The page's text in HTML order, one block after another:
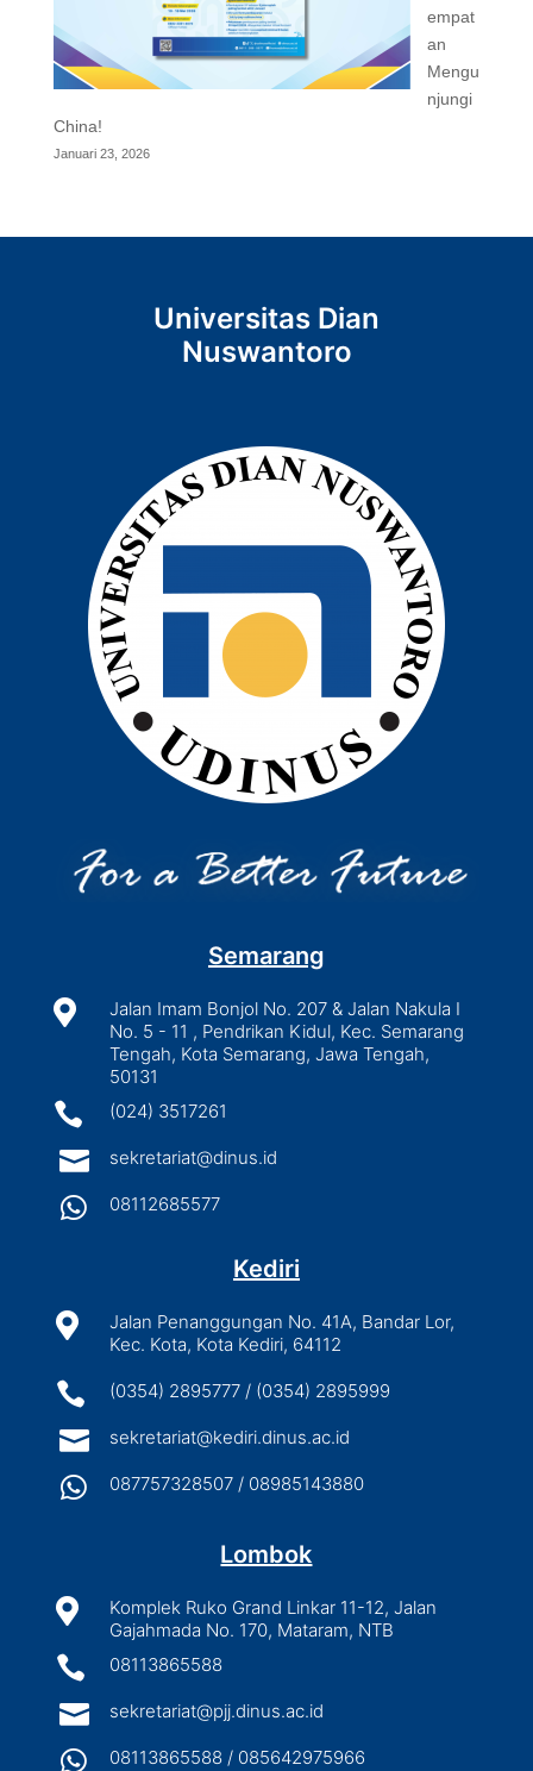
empat
an
Mengu
njungi
China!
Januari 23, 2026
Universitas Dian
Nuswantoro
Semarang

Jalan Imam Bonjol No. 207 & Jalan Nakula I
No. 5 - 11 , Pendrikan Kidul, Kec. Semarang
Tengah, Kota Semarang, Jawa Tengah,
50131
 (024) 3517261
 sekretariat@dinus.id
 08112685577
Kediri

Jalan Penanggungan No. 41A, Bandar Lor,
Kec. Kota, Kota Kediri, 64112
 (0354) 2895777 / (0354) 2895999
 sekretariat@kediri.dinus.ac.id
 087757328507 / 08985143880
Lombok

Komplek Ruko Grand Linkar 11-12, Jalan
Gajahmada No. 170, Mataram, NTB
 08113865588
 sekretariat@pjj.dinus.ac.id
 08113865588 / 085642975966